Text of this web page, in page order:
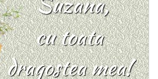
Conecteaza-te